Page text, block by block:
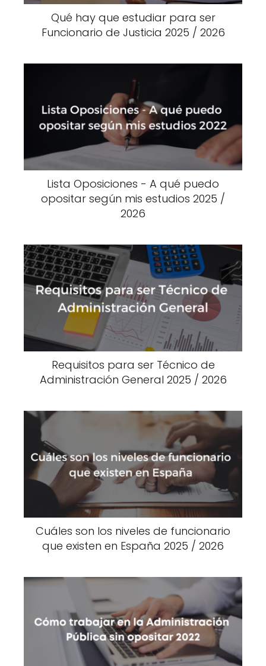
Qué hay que estudiar para ser
Funcionario de Justicia 2025 / 2026
Lista Oposiciones - A qué puedo
opositar según mis estudios 2025 /
2026
Requisitos para ser Técnico de
Administración General 2025 / 2026
Cuáles son los niveles de funcionario
que existen en España 2025 / 2026